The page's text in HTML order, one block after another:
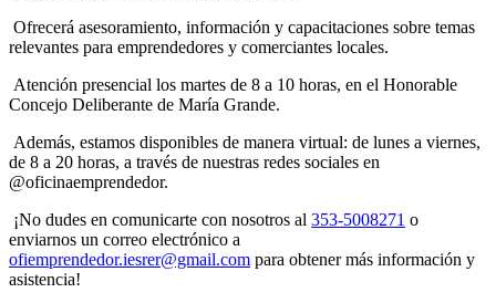
Ofrecerá asesoramiento, información y capacitaciones sobre temas
relevantes para emprendedores y comerciantes locales.
Atención presencial los martes de 8 a 10 horas, en el Honorable
Concejo Deliberante de María Grande.
Además, estamos disponibles de manera virtual: de lunes a viernes,
de 8 a 20 horas, a través de nuestras redes sociales en
@oficinaemprendedor.
¡No dudes en comunicarte con nosotros al 353-5008271 o
enviarnos un correo electrónico a
ofiemprendedor.iesrer@gmail.com para obtener más información y
asistencia!